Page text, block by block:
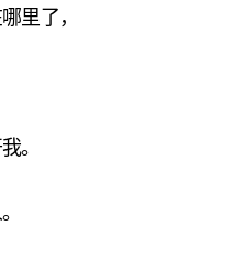
里了，
。